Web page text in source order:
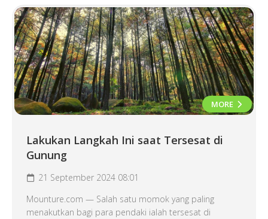
MORE
Lakukan Langkah Ini saat Tersesat di
Gunung
21 September 2024 08:01
Mounture.com — Salah satu momok yang paling
menakutkan bagi para pendaki ialah tersesat di